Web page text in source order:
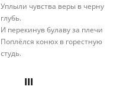
Уплыли чувства веры в черну
глубь.
И перекинув булаву за плечи
Поплёлся конюх в горестную
студь.
III